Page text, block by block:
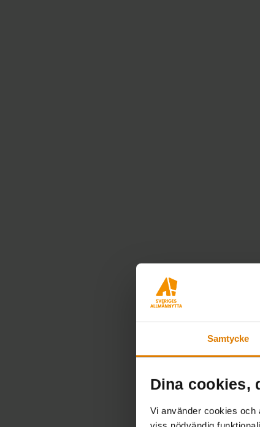
Samtycke
Dina cookies,
Vi använder cookies och